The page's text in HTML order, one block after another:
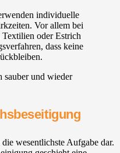
individuelle
Vor allem bei
oder Estrich
dass keine
sauber und wieder
wesentlichste Aufgabe dar.